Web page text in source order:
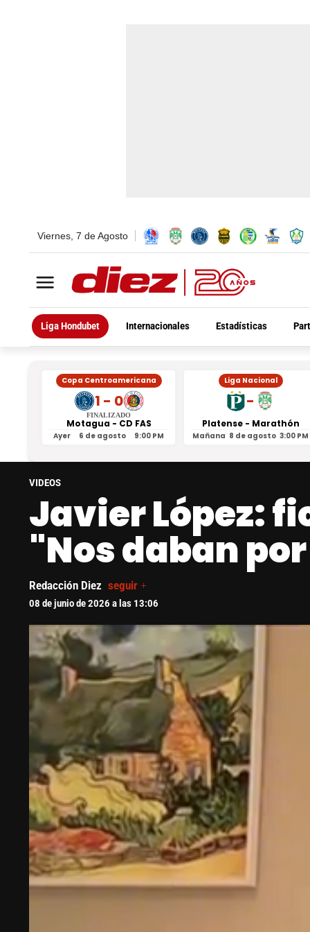
Viernes, 7 de Agosto
Liga Hondubet Internacionales Estadísticas
Copa Centroamericana
1 - 0
FINALIZADO
Motagua - CD FAS
Ayer 6 de agosto 9:00 PM
Liga Nacional
-
Platense - Marathón
Mañana 8 de agosto 3:00 PM
VIDEOS
Javier López:
"Nos daban
Redacción Diez seguir +
08 de junio de 2026 a las 13:06